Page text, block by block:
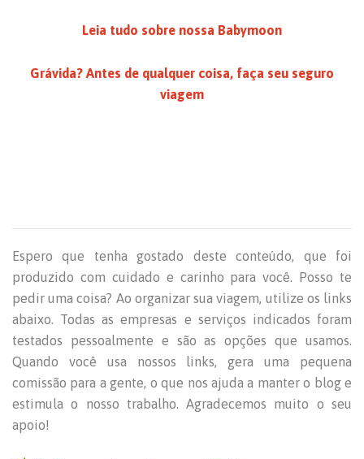
Leia tudo sobre nossa Babymoon
Grávida? Antes de qualquer coisa, faça seu seguro
viagem
Espero que tenha gostado deste conteúdo, que foi
produzido com cuidado e carinho para você. Posso te
pedir uma coisa? Ao organizar sua viagem, utilize os links
abaixo. Todas as empresas e serviços indicados foram
testados pessoalmente e são as opções que usamos.
Quando você usa nossos links, gera uma pequena
comissão para a gente, o que nos ajuda a manter o blog e
estimula o nosso trabalho. Agradecemos muito o seu
apoio!